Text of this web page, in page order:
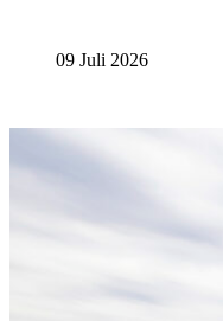
09 Juli 2026